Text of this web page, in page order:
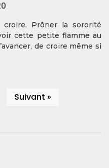
Prôner la sororité
cette petite flamme au
de croire même si
Suivant »